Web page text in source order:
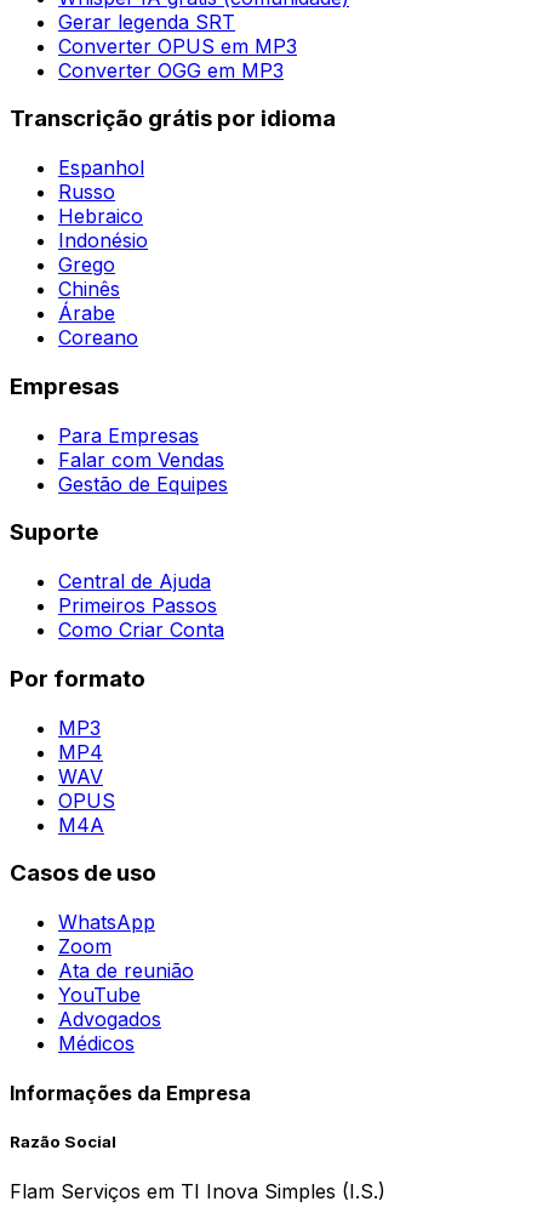
Gerar legenda SRT
Converter OPUS em MP3
Converter OGG em MP3
Transcrição grátis por idioma
Espanhol
Russo
Hebraico
Indonésio
Grego
Chinês
Árabe
Coreano
Empresas
Para Empresas
Falar com Vendas
Gestão de Equipes
Suporte
Central de Ajuda
Primeiros Passos
Como Criar Conta
Por formato
MP3
MP4
WAV
OPUS
M4A
Casos de uso
WhatsApp
Zoom
Ata de reunião
YouTube
Advogados
Médicos
Informações da Empresa
Razão Social
Flam Serviços em TI Inova Simples (I.S.)